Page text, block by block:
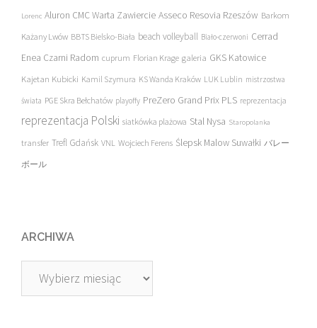
Lorenc Aluron CMC Warta Zawiercie Asseco Resovia Rzeszów Barkom
Każany Lwów BBTS Bielsko-Biała beach volleyball Biało-czerwoni Cerrad
Enea Czarni Radom cuprum Florian Krage galeria GKS Katowice
Kajetan Kubicki Kamil Szymura KS Wanda Kraków LUK Lublin mistrzostwa
świata PGE Skra Bełchatów playoffy PreZero Grand Prix PLS reprezentacja
reprezentacja Polski siatkówka plażowa Stal Nysa Staropolanka
transfer Trefl Gdańsk VNL Wojciech Ferens Ślepsk Malow Suwałki バレー
ボール
ARCHIWA
Archiwa